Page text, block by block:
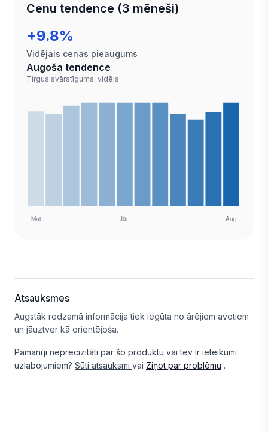
Cenu tendence (3 mēneši)
+9.8%
Vidējais cenas pieaugums
Augoša tendence
Tirgus svārstīgums: vidējs
Atsauksmes
Augstāk redzamā informācija tiek iegūta no ārējiem avotiem
un jāuztver kā orientējoša.
Pamanīji neprecizitāti par šo produktu vai tev ir ieteikumi
uzlabojumiem? Sūti atsauksmi vai Ziņot par problēmu .